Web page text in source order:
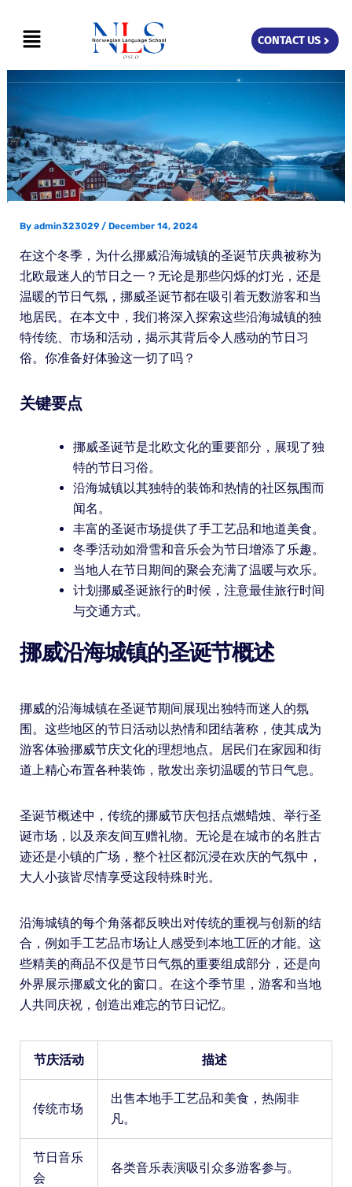
content
Menu CONTACT US
By admin323029 / December 14, 2024
在这个冬季，为什么挪威沿海城镇的圣诞节庆典被称为
北欧最迷人的节日之一？无论是那些闪烁的灯光，还是
温暖的节日气氛，挪威圣诞节都在吸引着无数游客和当
地居民。在本文中，我们将深入探索这些沿海城镇的独
特传统、市场和活动，揭示其背后令人感动的节日习
俗。你准备好体验这一切了吗？
关键要点
挪威圣诞节是北欧文化的重要部分，展现了独
特的节日习俗。
沿海城镇以其独特的装饰和热情的社区氛围而
闻名。
丰富的圣诞市场提供了手工艺品和地道美食。
冬季活动如滑雪和音乐会为节日增添了乐趣。
当地人在节日期间的聚会充满了温暖与欢乐。
计划挪威圣诞旅行的时候，注意最佳旅行时间
与交通方式。
挪威沿海城镇的圣诞节概述
挪威的沿海城镇在圣诞节期间展现出独特而迷人的氛
围。这些地区的节日活动以热情和团结著称，使其成为
游客体验挪威节庆文化的理想地点。居民们在家园和街
道上精心布置各种装饰，散发出亲切温暖的节日气息。
圣诞节概述中，传统的挪威节庆包括点燃蜡烛、举行圣
诞市场，以及亲友间互赠礼物。无论是在城市的名胜古
迹还是小镇的广场，整个社区都沉浸在欢庆的气氛中，
大人小孩皆尽情享受这段特殊时光。
沿海城镇的每个角落都反映出对传统的重视与创新的结
合，例如手工艺品市场让人感受到本地工匠的才能。这
些精美的商品不仅是节日气氛的重要组成部分，还是向
外界展示挪威文化的窗口。在这个季节里，游客和当地
人共同庆祝，创造出难忘的节日记忆。
节庆活动 描述
传统市场
出售本地手工艺品和美食，热闹非
凡。
节日音乐
会
各类音乐表演吸引众多游客参与。